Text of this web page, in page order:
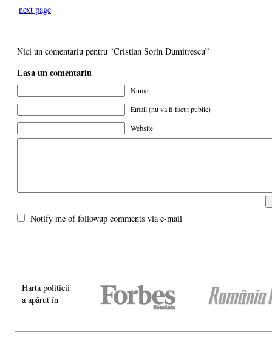
next page
Nici un comentariu pentru “Cristian Sorin Dumitrescu”
Lasa un comentariu
Nume
Email (nu va fi facut public)
Website
Notify me of followup comments via e-mail
Harta politicii
a apărut în